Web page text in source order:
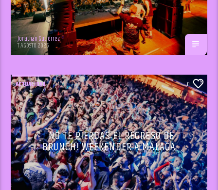
Jonathan Gutiérrez
7 AGOSTO 2026
ACTUALIDAD 0
NO TE PIERDAS EL REGRESO DE
BRUNCH! WEEKENDER A MÁLAGA